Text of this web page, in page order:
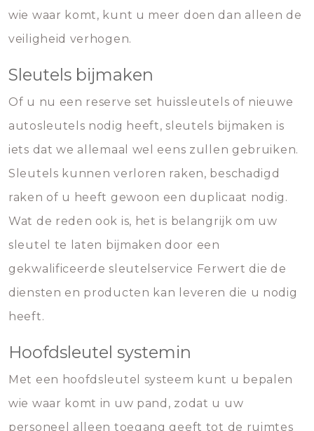
wie waar komt, kunt u meer doen dan alleen de
veiligheid verhogen.
Sleutels bijmaken
Of u nu een reserve set huissleutels of nieuwe
autosleutels nodig heeft, sleutels bijmaken is
iets dat we allemaal wel eens zullen gebruiken.
Sleutels kunnen verloren raken, beschadigd
raken of u heeft gewoon een duplicaat nodig.
Wat de reden ook is, het is belangrijk om uw
sleutel te laten bijmaken door een
gekwalificeerde sleutelservice Ferwert die de
diensten en producten kan leveren die u nodig
heeft.
Hoofdsleutel systemin
Met een hoofdsleutel systeem kunt u bepalen
wie waar komt in uw pand, zodat u uw
personeel alleen toegang geeft tot de ruimtes